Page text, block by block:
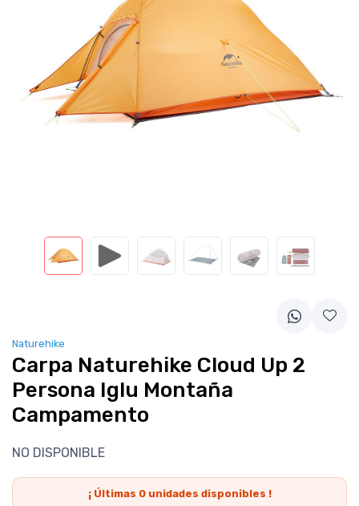
Naturehike
Carpa Naturehike Cloud Up 2
Persona Iglu Montaña
Campamento
NO DISPONIBLE
¡ Últimas 0unidades disponibles !